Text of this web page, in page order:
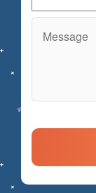
Message